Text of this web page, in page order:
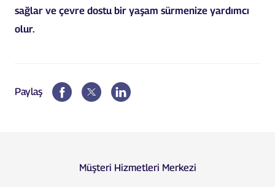
sağlar ve çevre dostu bir yaşam sürmenize yardımcı
olur.
Paylaş
Müşteri Hizmetleri Merkezi